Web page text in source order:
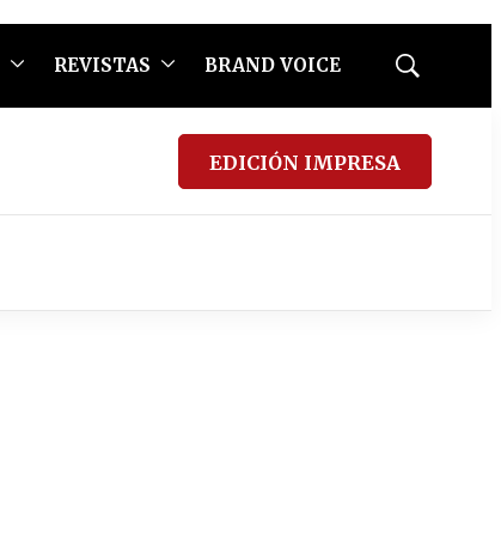
REVISTAS BRAND VOICE
Mostrar
EDICIÓN IMPRESA